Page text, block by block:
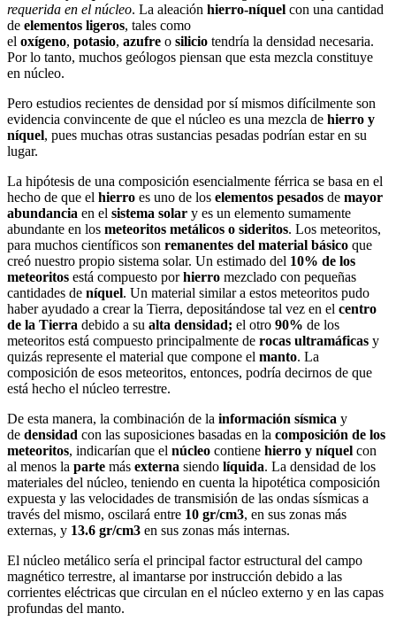
requerida en el núcleo. La aleación hierro-níquel con una cantidad
de elementos ligeros, tales como
el oxígeno, potasio, azufre o silicio tendría la densidad necesaria.
Por lo tanto, muchos geólogos piensan que esta mezcla constituye
en núcleo.
Pero estudios recientes de densidad por sí mismos difícilmente son
evidencia convincente de que el núcleo es una mezcla de hierro y
níquel, pues muchas otras sustancias pesadas podrían estar en su
lugar.
La hipótesis de una composición esencialmente férrica se basa en el
hecho de que el hierro es uno de los elementos pesados de mayor
abundancia en el sistema solar y es un elemento sumamente
abundante en los meteoritos metálicos o sideritos. Los meteoritos,
para muchos científicos son remanentes del material básico que
creó nuestro propio sistema solar. Un estimado del 10% de los
meteoritos está compuesto porhierro mezclado con pequeñas
cantidades de níquel. Un material similar a estos meteoritos pudo
haber ayudado a crear la Tierra, depositándose tal vez en el centro
de la Tierra debido a su alta densidad; el otro 90% de los
meteoritos está compuesto principalmente de rocas ultramáficas y
quizás represente el material que compone el manto. La
composición de esos meteoritos, entonces, podría decirnos de que
está hecho el núcleo terrestre.
De esta manera, la combinación de la información sísmica y
de densidad con las suposiciones basadas en la composición de los
meteoritos, indicarían que el núcleo contiene hierro y níquel con
al menos la parte más externa siendo líquida. La densidad de los
materiales del núcleo, teniendo en cuenta la hipotética composición
expuesta y las velocidades de transmisión de las ondas sísmicas a
través del mismo, oscilará entre 10 gr/cm3, en sus zonas más
externas, y 13.6 gr/cm3 en sus zonas más internas.
El núcleo metálico sería el principal factor estructural del campo
magnético terrestre, al imantarse por instrucción debido a las
corrientes eléctricas que circulan en el núcleo externo y en las capas
profundas del manto.